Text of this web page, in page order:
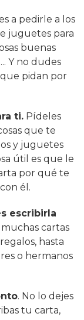
a pedirle a los
juguetes para
buenas
Y no dudes
pidan por
ti. Pídeles
que te
y juguetes
útil es que le
por qué te
él.
escribirla
cartas
hasta
o hermanos
. No lo dejes
tu carta,